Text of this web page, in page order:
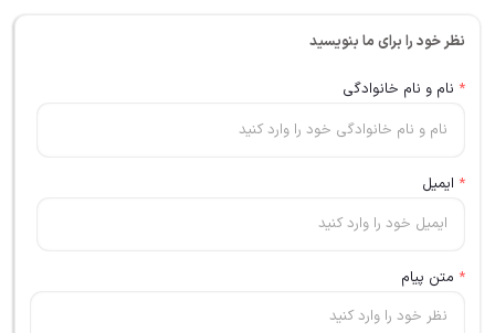
نظر خود را برای ما بنویسید
* نام و نام خانوادگی
* ایمیل
* متن پیام